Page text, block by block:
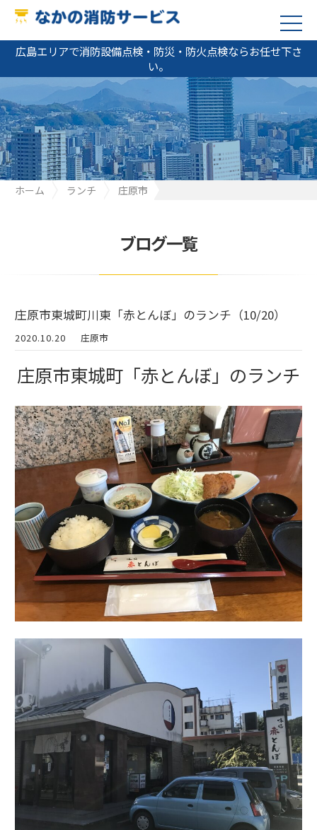
広島エリアで消防設備点検・防災・防火点検ならお任せ下さ
い。
ホーム ランチ
庄原市
ブログ一覧
庄原市東城町川東「赤とんぼ」のランチ（10/20）
2020.10.20 庄原市
庄原市東城町「赤とんぼ」のランチ